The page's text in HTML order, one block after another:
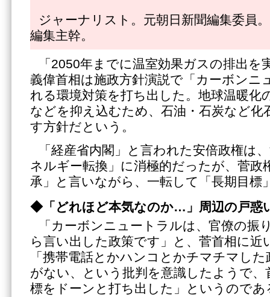
ジャーナリスト。元朝日新聞編集委員
編集主幹。
「2050年までに温室効果ガスの排出を
義偉首相は施政方針演説で「カーボンニ
れる環境対策を打ち出した。地球温暖化
などを抑え込むため、石油・石炭など化
す方針だという。
「経産省内閣」と言われた安倍政権は
ネルギー転換」に消極的だったが、菅政
承」と言いながら、一転して「長期目標
◆「どれほど本気なのか…」周辺の戸惑
「カーボンニュートラルは、官僚の振
ら言い出した政策です」と、菅首相に近
「携帯電話とかハンコとかチマチマし
がない、という批判を意識したようで、
標をドーンと打ち出した」というのであ